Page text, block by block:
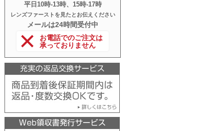
平日10時‐13時、15時‐17時
レンズファーストを見たとお伝えください
メールは24時間受付中
お電話でのご注文は
承っておりません